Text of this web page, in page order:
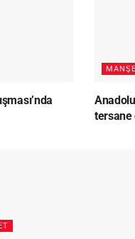
tersane